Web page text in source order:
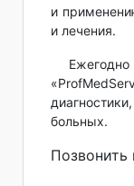
и
и лечения.
больных.
Позвонить